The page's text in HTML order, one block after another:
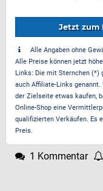
Jetzt zum
Alle Angaben ohne
Alle Preise können jetzt
Links: Die mit Sternchen (*)
auch Affiliate-Links
der Zielseite etwas kaufen,
Online-Shop eine
qualifizierten Verkäufen. Es
Preis.
1 Kommentar